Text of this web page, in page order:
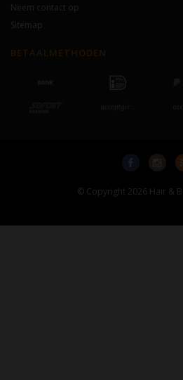
Neem contact op
Sitemap
BETAALMETHODEN
© Copyright 2026 Hair &